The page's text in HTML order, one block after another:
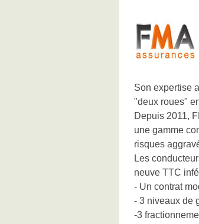
Son expertise
"deux roues"
Depuis 2011,
une gamme
risques
Les
neuve TTC
- Un contrat
- 3 niveaux de
-3